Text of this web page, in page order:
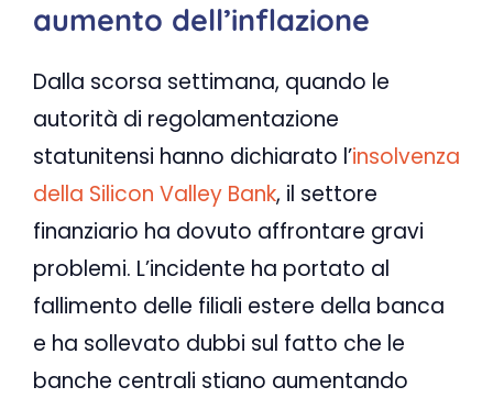
aumento dell’inflazione
Dalla scorsa settimana, quando le
autorità di regolamentazione
statunitensi hanno dichiarato l’insolvenza
della Silicon Valley Bank, il settore
finanziario ha dovuto affrontare gravi
problemi. L’incidente ha portato al
fallimento delle filiali estere della banca
e ha sollevato dubbi sul fatto che le
banche centrali stiano aumentando